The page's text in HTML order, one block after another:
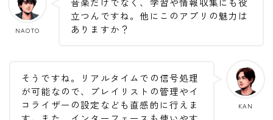
NAOTO
立つんですね。他にこのアプリの魅力は
ありますか？
KAN
そうですね。リアルタイムでの信号処理
が可能なので、プレイリストの管理やイ
コライザーの設定なども直感的に行えま